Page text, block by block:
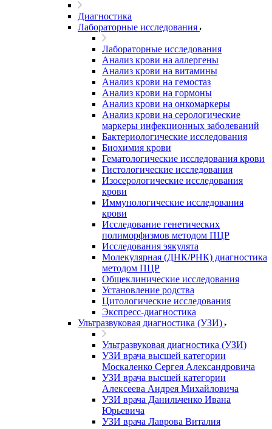
Диагностика
Лабораторные исследования
Лабораторные исследования
Анализ крови на аллергены
Анализ крови на витамины
Анализ крови на гемостаз
Анализ крови на гормоны
Анализ крови на онкомаркеры
Анализ крови на серологические
маркеры инфекционных заболеваний
Бактериологические исследования
Биохимия крови
Гематологические исследования крови
Гистологические исследования
Изосерологические исследования
крови
Иммунологические исследования
крови
Исследование генетических
полиморфизмов методом ПЦР
Исследования эякулята
Молекулярная (ДНК/РНК) диагностика
методом ПЦР
Общеклинические исследования
Установление родства
Цитологические исследования
Экспресс-диагностика
Ультразвуковая диагностика (УЗИ)
Ультразвуковая диагностика (УЗИ)
УЗИ врача высшей категории
Москаленко Сергея Александровича
УЗИ врача высшей категории
Алексеева Андрея Михайловича
УЗИ врача Данильченко Ивана
Юрьевича
УЗИ врача Лаврова Виталия